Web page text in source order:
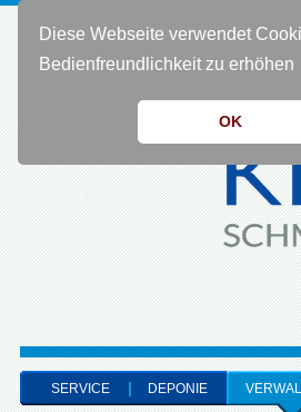
Diese Webseite verwendet
Bedienfreundlichkeit zu erhöhen
OK
KONTAKT 0
SERVICE DEPONIE